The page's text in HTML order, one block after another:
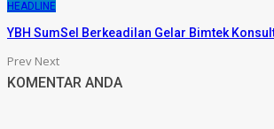
HEADLINE
YBH SumSel Berkeadilan Gelar Bimtek
Prev Next
KOMENTAR ANDA